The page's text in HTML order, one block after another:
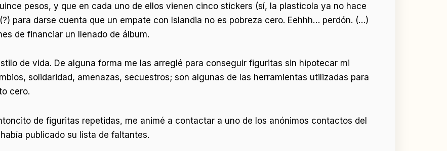
pesos, y que en cada uno de ellos vienen cinco stickers (sí, la plasticola ya no hace
para darse cuenta que un empate con Islandia no es pobreza cero. Eehhh… perdón. (…)
de financiar un llenado de álbum.
de vida. De alguna forma me las arreglé para conseguir figuritas sin hipotecar mi
solidaridad, amenazas, secuestros; son algunas de las herramientas utilizadas para
cero.
de figuritas repetidas, me animé a contactar a uno de los anónimos contactos del
publicado su lista de faltantes.